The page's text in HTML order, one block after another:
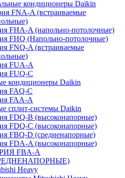
кондиционеры Daikin
FNA-A (встраиваемые
FHA-A (напольно-потолочные)
FHQ (Напольно-потолочные)
FNQ-A (встраиваемые
FUA-A
FUQ-C
кондиционеры Daikin
FAQ-C
FAA-A
сплит-системы Daikin
FDQ-B (высоконапорные)
FDQ-C (высоконапорные)
FBQ-D (средненапорные)
FDA-A (высоконапорные)
FBA-A
Heavy